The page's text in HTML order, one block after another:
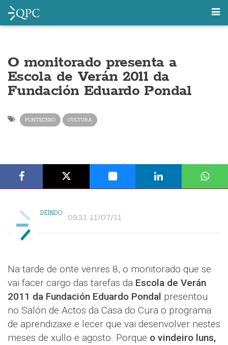
O monitorado presenta a
Escola de Verán 2011 da
Fundación Eduardo Pondal
PONTECESO CULTURA
DEINDO 09:31 11/07/11
Na tarde de onte venres 8, o monitorado que se
vai facer cargo das tarefas da Escola de Verán
2011 da Fundación Eduardo Pondal presentou
no Salón de Actos da Casa do Cura o programa
de aprendizaxe e lecer que vai desenvolver nestes
meses de xullo e agosto. Porque o vindeiro luns,